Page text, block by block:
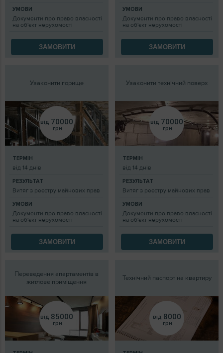
УМОВИ
Документи про право власності
на об'єкт нерухомості
ЗАМОВИТИ
УМОВИ
Документи про право власності
на об'єкт нерухомості
ЗАМОВИТИ
Узаконити горище
від 70000
грн
ТЕРМІН
від 14 днів
РЕЗУЛЬТАТ
Витяг з реєстру майнових прав
УМОВИ
Документи про право власності
на об'єкт нерухомості
ЗАМОВИТИ
Узаконити технічний поверх
від 70000
грн
ТЕРМІН
від 14 днів
РЕЗУЛЬТАТ
Витяг з реєстру майнових прав
УМОВИ
Документи про право власності
на об'єкт нерухомості
ЗАМОВИТИ
Переведення апартаментів в
житлове приміщення
від 85000
грн
Технічний паспорт на квартиру
від 8000
грн